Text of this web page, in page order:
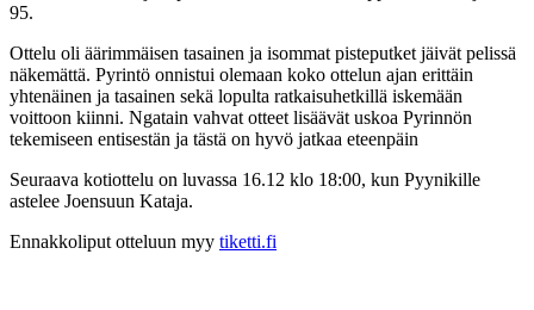
95.
Ottelu oli äärimmäisen tasainen ja isommat pisteputket jäivät pelissä
näkemättä. Pyrintö onnistui olemaan koko ottelun ajan erittäin
yhtenäinen ja tasainen sekä lopulta ratkaisuhetkillä iskemään
voittoon kiinni. Ngatain vahvat otteet lisäävät uskoa Pyrinnön
tekemiseen entisestän ja tästä on hyvö jatkaa eteenpäin
Seuraava kotiottelu on luvassa 16.12 klo 18:00, kun Pyynikille
astelee Joensuun Kataja.
Ennakkoliput otteluun myy tiketti.fi